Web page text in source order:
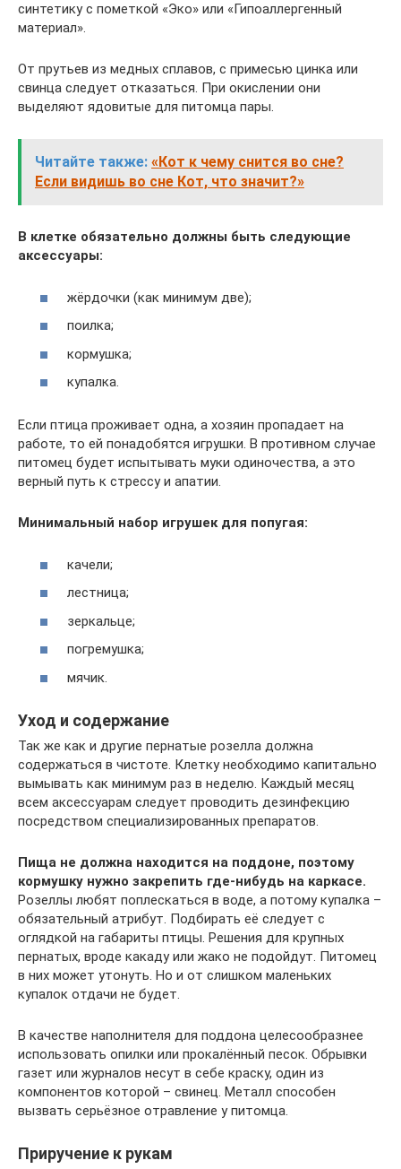
синтетику с пометкой «Эко» или «Гипоаллергенный
материал».
От прутьев из медных сплавов, с примесью цинка или
свинца следует отказаться. При окислении они
выделяют ядовитые для питомца пары.
Читайте также: «Кот к чему снится во сне?
Если видишь во сне Кот, что значит?»
В клетке обязательно должны быть следующие
аксессуары:
жёрдочки (как минимум две);
поилка;
кормушка;
купалка.
Если птица проживает одна, а хозяин пропадает на
работе, то ей понадобятся игрушки. В противном случае
питомец будет испытывать муки одиночества, а это
верный путь к стрессу и апатии.
Минимальный набор игрушек для попугая:
качели;
лестница;
зеркальце;
погремушка;
мячик.
Уход и содержание
Так же как и другие пернатые розелла должна
содержаться в чистоте. Клетку необходимо капитально
вымывать как минимум раз в неделю. Каждый месяц
всем аксессуарам следует проводить дезинфекцию
посредством специализированных препаратов.
Пища не должна находится на поддоне, поэтому
кормушку нужно закрепить где-нибудь на каркасе.
Розеллы любят поплескаться в воде, а потому купалка –
обязательный атрибут. Подбирать её следует с
оглядкой на габариты птицы. Решения для крупных
пернатых, вроде какаду или жако не подойдут. Питомец
в них может утонуть. Но и от слишком маленьких
купалок отдачи не будет.
В качестве наполнителя для поддона целесообразнее
использовать опилки или прокалённый песок. Обрывки
газет или журналов несут в себе краску, один из
компонентов которой – свинец. Металл способен
вызвать серьёзное отравление у питомца.
Приручение к рукам